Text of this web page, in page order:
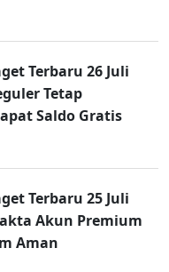
Terbaru 26 Juli
Tetap
Saldo Gratis
Terbaru 25 Juli
Akun Premium
Aman